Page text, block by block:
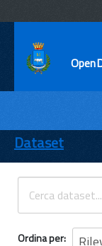
ENTI
TEMI
INFORMAZIONI
Dataset
Ordina per